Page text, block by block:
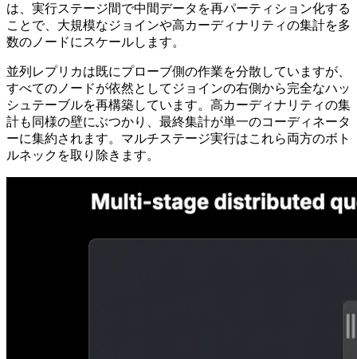
は、実行ステージ間で中間データを再パーティション化する
ことで、大規模なジョインや高カーディナリティの集計を多
数のノードにスケールします。
並列レプリカは既にプローブ側の作業を分散していますが、
すべてのノードが依然としてジョインの右側から完全なハッ
シュテーブルを再構築しています。高カーディナリティの集
計も同様の壁にぶつかり、最終集計が単一のコーディネータ
ーに集約されます。マルチステージ実行はこれら両方のボト
ルネックを取り除きます。